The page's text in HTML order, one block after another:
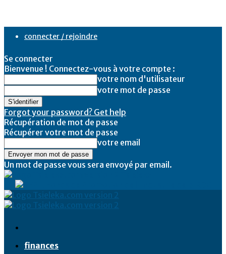
connecter / rejoindre
Se connecter
Bienvenue ! Connectez-vous à votre compte :
votre nom d'utilisateur
votre mot de passe
Forgot your password? Get help
Récupération de mot de passe
Récupérer votre mot de passe
votre email
Un mot de passe vous sera envoyé par email.
finances